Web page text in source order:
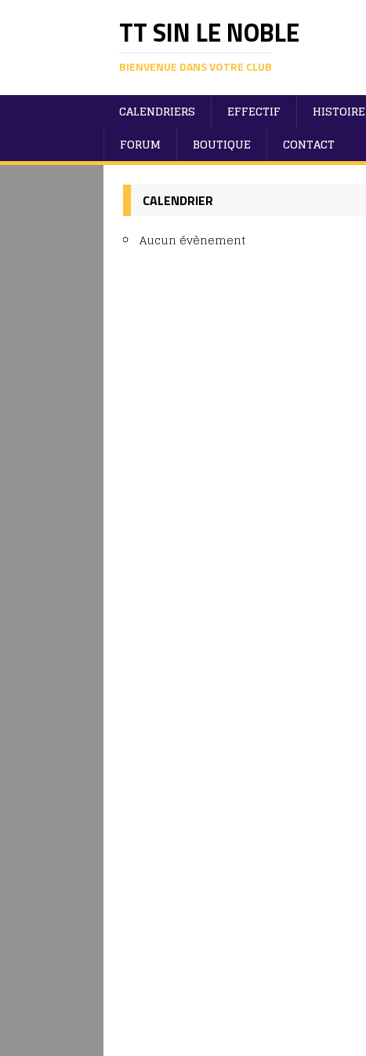
TT SIN LE NOBLE
BIENVENUE DANS VOTRE CLUB
CALENDRIERS EFFECTIF HISTOIRE
FORUM
BOUTIQUE CONTACT
CALENDRIER
Aucun évènement